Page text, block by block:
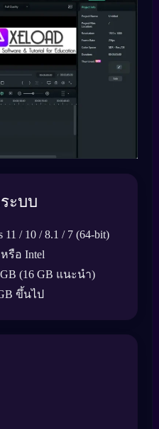
ะบบ
11 / 10 / 8.1 / 7 (64-bit)
รือ Intel
(16 GB แนะนำ)
ขึ้นไป